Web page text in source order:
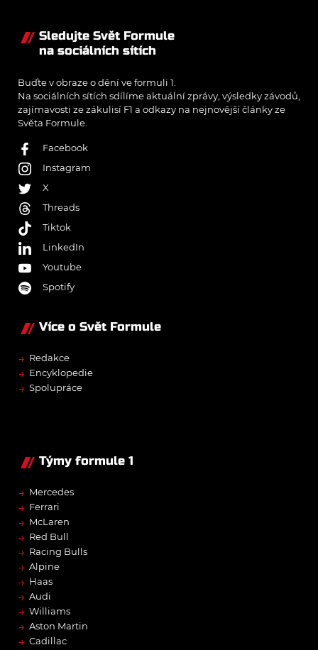
Sledujte Svět Formule
na sociálních sítích
Buďte v obraze o dění ve formuli 1.
Na sociálních sítích sdílíme aktuální zprávy, výsledky závodů,
zajímavosti ze zákulisí F1 a odkazy na nejnovější články ze
Světa Formule.
Facebook
Instagram
X
Threads
Tiktok
LinkedIn
Youtube
Spotify
Více o Svět Formule
→ Redakce
→ Encyklopedie
→ Spolupráce
Týmy formule 1
→ Mercedes
→ Ferrari
→ McLaren
→ Red Bull
→ Racing Bulls
→ Alpine
→ Haas
→ Audi
→ Williams
→ Aston Martin
→ Cadillac